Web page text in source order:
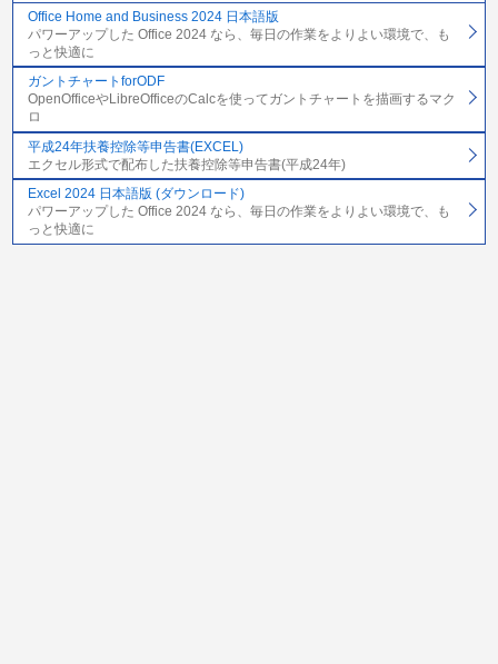
Office Home and Business 2024 日本語版
パワーアップした Office 2024 なら、毎日の作業をよりよい環境で、も
っと快適に
ガントチャートforODF
OpenOfficeやLibreOfficeのCalcを使ってガントチャートを描画するマク
ロ
平成24年扶養控除等申告書(EXCEL)
エクセル形式で配布した扶養控除等申告書(平成24年)
Excel 2024 日本語版 (ダウンロード)
パワーアップした Office 2024 なら、毎日の作業をよりよい環境で、も
っと快適に